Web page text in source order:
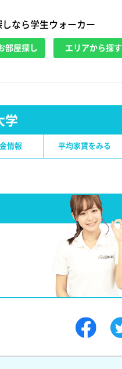
なら学生ウォーカー
部屋探し エリアから探す
学
情報 平均家賃をみる